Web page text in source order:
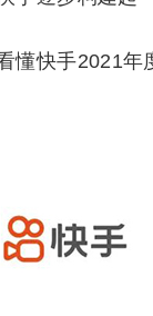
懂快手2021年